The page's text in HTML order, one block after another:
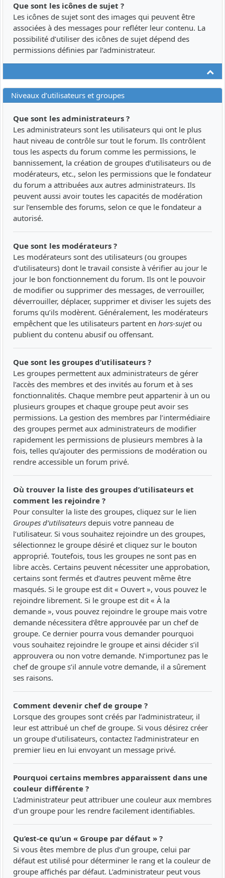
Que sont les icônes de sujet ?
Les icônes de sujet sont des images qui peuvent être
associées à des messages pour refléter leur contenu. La
possibilité d’utiliser des icônes de sujet dépend des
permissions définies par l’administrateur.
Niveaux d’utilisateurs et groupes
Que sont les administrateurs ?
Les administrateurs sont les utilisateurs qui ont le plus
haut niveau de contrôle sur tout le forum. Ils contrôlent
tous les aspects du forum comme les permissions, le
bannissement, la création de groupes d’utilisateurs ou de
modérateurs, etc., selon les permissions que le fondateur
du forum a attribuées aux autres administrateurs. Ils
peuvent aussi avoir toutes les capacités de modération
sur l’ensemble des forums, selon ce que le fondateur a
autorisé.
Que sont les modérateurs ?
Les modérateurs sont des utilisateurs (ou groupes
d’utilisateurs) dont le travail consiste à vérifier au jour le
jour le bon fonctionnement du forum. Ils ont le pouvoir
de modifier ou supprimer des messages, de verrouiller,
déverrouiller, déplacer, supprimer et diviser les sujets des
forums qu’ils modèrent. Généralement, les modérateurs
empêchent que les utilisateurs partent en hors-sujetou
publient du contenu abusif ou offensant.
Que sont les groupes d’utilisateurs ?
Les groupes permettent aux administrateurs de gérer
l’accès des membres et des invités au forum et à ses
fonctionnalités. Chaque membre peut appartenir à un ou
plusieurs groupes et chaque groupe peut avoir ses
permissions. La gestion des membres par l’intermédiaire
des groupes permet aux administrateurs de modifier
rapidement les permissions de plusieurs membres à la
fois, telles qu’ajouter des permissions de modération ou
rendre accessible un forum privé.
Où trouver la liste des groupes d’utilisateurs et
comment les rejoindre ?
Pour consulter la liste des groupes, cliquez sur le lien
Groupes d’utilisateurs depuis votre panneau de
l’utilisateur. Si vous souhaitez rejoindre un des groupes,
sélectionnez le groupe désiré et cliquez sur le bouton
approprié. Toutefois, tous les groupes ne sont pas en
libre accès. Certains peuvent nécessiter une approbation,
certains sont fermés et d’autres peuvent même être
masqués. Si le groupe est dit « Ouvert », vous pouvez le
rejoindre librement. Si le groupe est dit « À la
demande », vous pouvez rejoindre le groupe mais votre
demande nécessitera d’être approuvée par un chef de
groupe. Ce dernier pourra vous demander pourquoi
vous souhaitez rejoindre le groupe et ainsi décider s’il
approuvera ou non votre demande. N’importunez pas le
chef de groupe s’il annule votre demande, il a sûrement
ses raisons.
Comment devenir chef de groupe ?
Lorsque des groupes sont créés par l’administrateur, il
leur est attribué un chef de groupe. Si vous désirez créer
un groupe d’utilisateurs, contactez l’administrateur en
premier lieu en lui envoyant un message privé.
Pourquoi certains membres apparaissent dans une
couleur différente ?
L’administrateur peut attribuer une couleur aux membres
d’un groupe pour les rendre facilement identifiables.
Qu’est-ce qu’un « Groupe par défaut » ?
Si vous êtes membre de plus d’un groupe, celui par
défaut est utilisé pour déterminer le rang et la couleur de
groupe affichés par défaut. L’administrateur peut vous